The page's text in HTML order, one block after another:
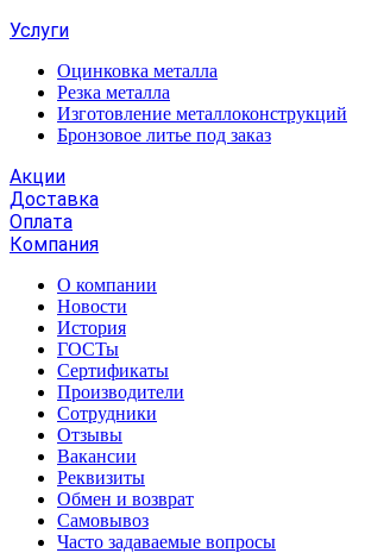
Услуги
Оцинковка металла
Резка металла
Изготовление металлоконструкций
Бронзовое литье под заказ
Акции
Доставка
Оплата
Компания
О компании
Новости
История
ГОСТы
Сертификаты
Производители
Сотрудники
Отзывы
Вакансии
Реквизиты
Обмен и возврат
Самовывоз
Часто задаваемые вопросы